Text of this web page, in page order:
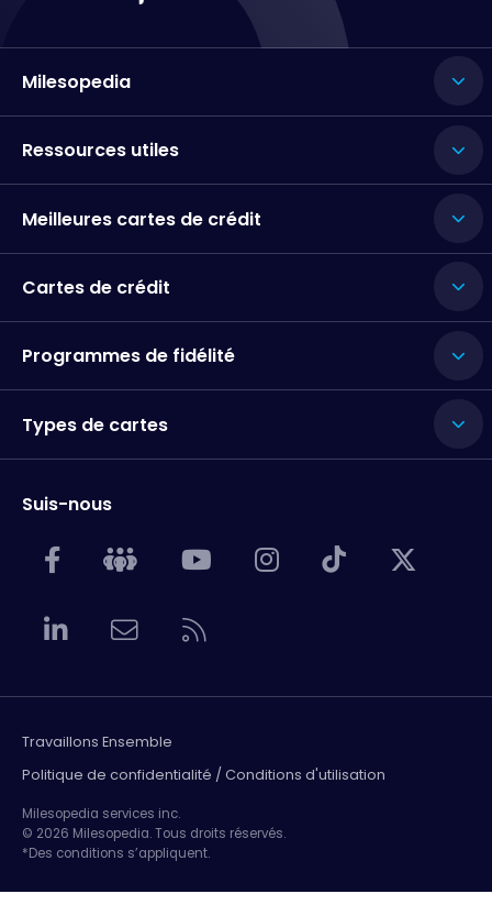
Milesopedia
Ressources utiles
Meilleures cartes de crédit
Cartes de crédit
Programmes de fidélité
Types de cartes
Suis-nous
Travaillons Ensemble
Politique de confidentialité / Conditions d'utilisation
Milesopedia services inc.
© 2026 Milesopedia. Tous droits réservés.
*Des conditions s’appliquent.